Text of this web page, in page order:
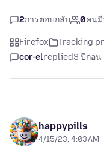
2การตอบกลับ 0คน
Firefox Tracking
cor-elreplied3 ปีก่อน
happypills
4/15/23, 4:03 AM